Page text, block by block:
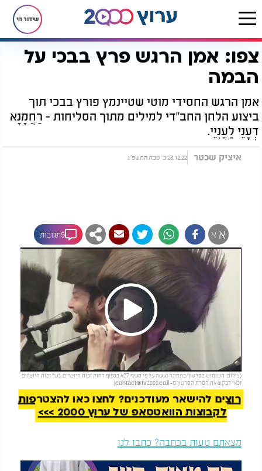
שידור חי
דף הבית רץ בוואטסאפ צפו: אמן הרגש פרץ בבכי על הבמה
צפו: אמן הרגש פרץ בבכי על
הבמה
אמן הרגש החסידי מוטי שטיינמץ פורץ בבכי תוך
ביצוע הלחן החב"די למילים מתוך הסליחות - רַחֲמָנָא
דְעָנֵי לַעֲנִיֵּי.
איציק שכטר 26.12.22 ב' טבת התשפ"ג
א א 9תגובות
Play
Video
(צילום: השימוש בסרטון/בתמונה נעשה על פי סעיף 27א בכפוף לחוק זכות היוצרים. בעל זכות היוצרים
זכאי לבקש את הסרת הסרטון מ- contact@tv2000.co.il
)
להמשך קריאה
רוצים להישאר מעודכנים? לחצו כאן להצטרפות
לקבוצות הוואטסאפ של ערוץ 2000 >>>
מצאתם טעות בכתבה? כתבו לנו